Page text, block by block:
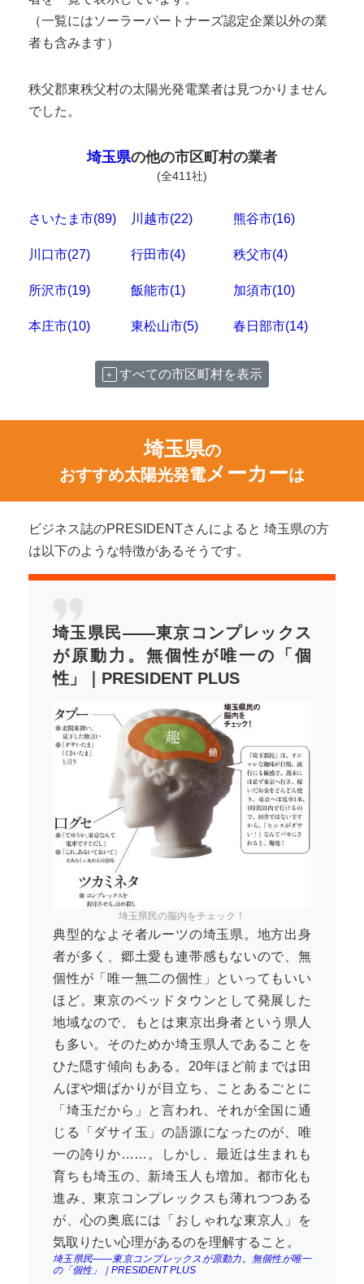
（一覧にはソーラーパートナーズ認定企業以外の業
者も含みます）
秩父郡東秩父村の太陽光発電業者は見つかりません
でした。
埼玉県の他の市区町村の業者
(全411社)
さいたま市(89) 川越市(22) 熊谷市(16)
川口市(27) 行田市(4) 秩父市(4)
所沢市(19) 飯能市(1) 加須市(10)
本庄市(10) 東松山市(5) 春日部市(14)
すべての市区町村を表示
埼玉県の
おすすめ太陽光発電メーカーは
ビジネス誌のPRESIDENTさんによると 埼玉県の方
は以下のような特徴があるそうです。
埼玉県民――東京コンプレックス
が原動力。無個性が唯一の「個
性」｜PRESIDENT PLUS
埼玉県民の脳内をチェック！
典型的なよそ者ルーツの埼玉県。地方出身
者が多く、郷土愛も連帯感もないので、無
個性が「唯一無二の個性」といってもいい
ほど。東京のベッドタウンとして発展した
地域なので、もとは東京出身者という県人
も多い。そのためか埼玉県人であることを
ひた隠す傾向もある。20年ほど前までは田
んぼや畑ばかりが目立ち、ことあるごとに
「埼玉だから」と言われ、それが全国に通
じる「ダサイ玉」の語源になったのが、唯
一の誇りか……。しかし、最近は生まれも
育ちも埼玉の、新埼玉人も増加。都市化も
進み、東京コンプレックスも薄れつつある
が、心の奥底には「おしゃれな東京人」を
気取りたい心理があるのを理解すること。
埼玉県民――東京コンプレックスが原動力。無個性が唯一
の「個性」｜PRESIDENT PLUS